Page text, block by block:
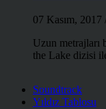
07 Kasım, 2017
Uzun metrajları
the Lake dizisi
Soundtrack
Yıldız Tablosu